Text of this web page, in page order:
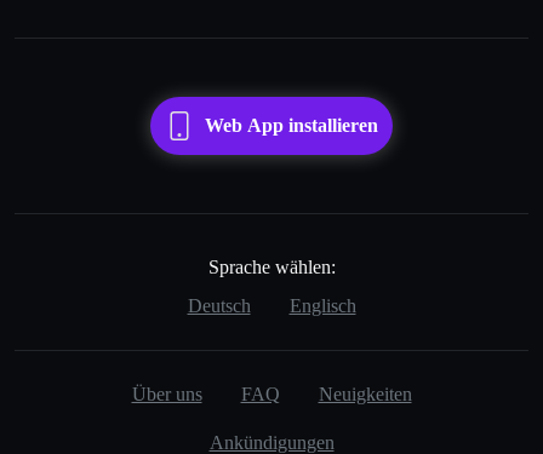
Web App installieren
Sprache wählen:
Deutsch
Englisch
Über uns FAQ Neuigkeiten
Ankündigungen